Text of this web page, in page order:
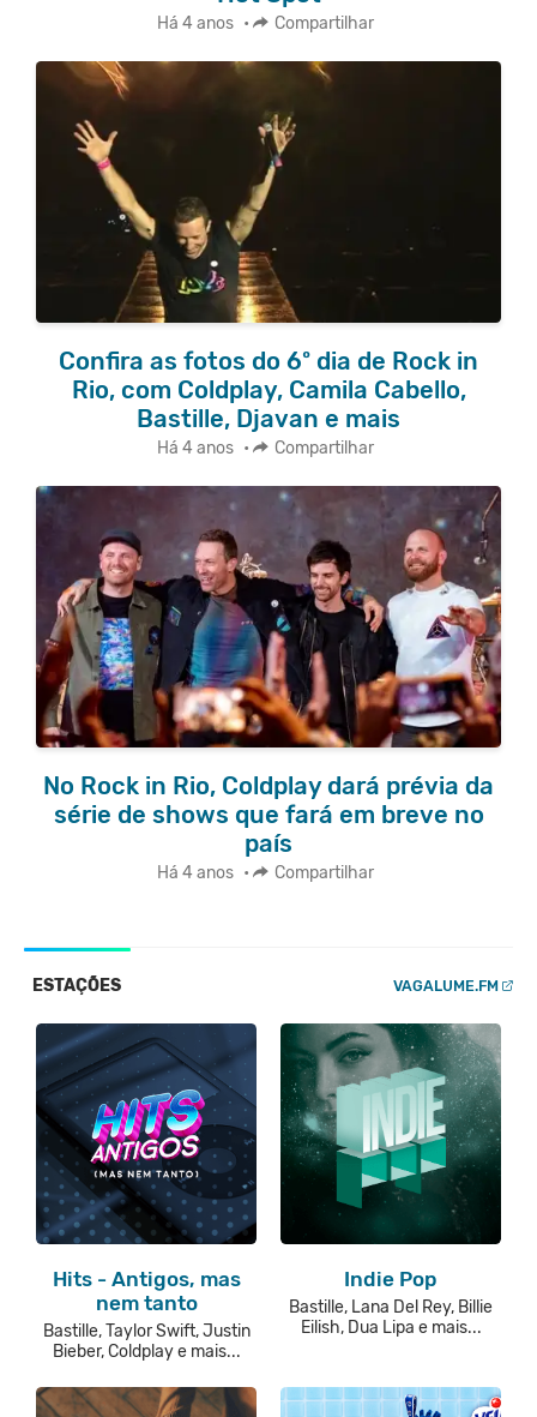
Há 4 anos • Compartilhar
Confira as fotos do 6º dia de Rock in
Rio, com Coldplay, Camila Cabello,
Bastille, Djavan e mais
Há 4 anos • Compartilhar
No Rock in Rio, Coldplay dará prévia da
série de shows que fará em breve no
país
Há 4 anos • Compartilhar
ESTAÇÕES VAGALUME.FM
Hits - Antigos, mas
nem tanto
Bastille, Taylor Swift, Justin
Bieber, Coldplay e mais...
Indie Pop
Bastille, Lana Del Rey, Billie
Eilish, Dua Lipa e mais...